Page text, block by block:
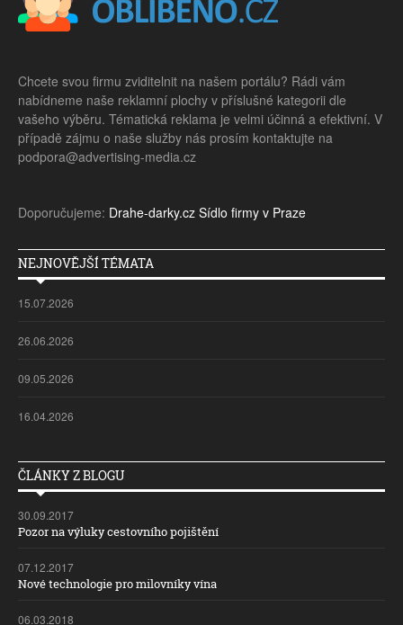
Chcete svou firmu zviditelnit na našem portálu? Rádi vám
nabídneme naše reklamní plochy v příslušné kategorii dle
vašeho výběru. Tématická reklama je velmi účinná a efektivní. V
případě zájmu o naše služby nás prosím kontaktujte na
podpora@advertising-media.cz
Doporučujeme: Drahe-darky.cz Sídlo firmy v Praze
NEJNOVĚJŠÍ TÉMATA
15.07.2026
26.06.2026
09.05.2026
16.04.2026
ČLÁNKY Z BLOGU
30.09.2017
Pozor na výluky cestovního pojištění
07.12.2017
Nové technologie pro milovníky vína
06.03.2018